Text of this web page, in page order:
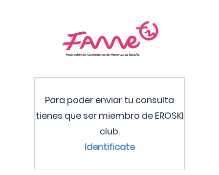
Para poder enviar tu consulta
tienes que ser miembro de EROSKI
club.
Identificate